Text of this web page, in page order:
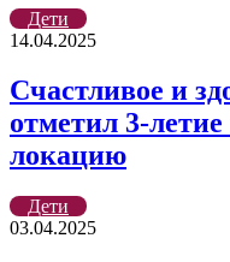
Дети
14.04.2025
Счастливое и
отметил 3-
локацию
Дети
03.04.2025